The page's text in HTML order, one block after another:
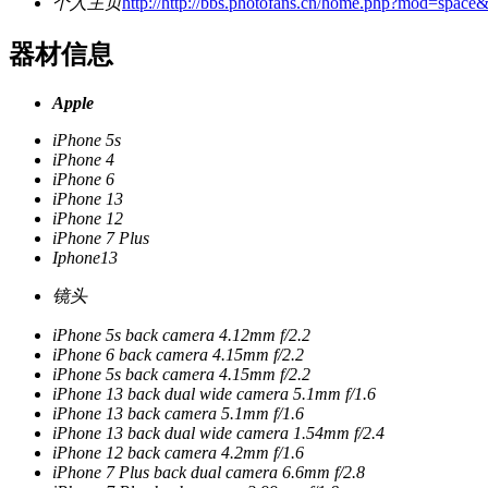
器材信息
Apple
iPhone 5s
iPhone 4
iPhone 6
iPhone 13
iPhone 12
iPhone 7 Plus
Iphone13
镜头
iPhone 5s back camera 4.12mm f/2.2
iPhone 6 back camera 4.15mm f/2.2
iPhone 5s back camera 4.15mm f/2.2
iPhone 13 back dual wide camera 5.1mm f/1.6
iPhone 13 back camera 5.1mm f/1.6
iPhone 13 back dual wide camera 1.54mm f/2.4
iPhone 12 back camera 4.2mm f/1.6
iPhone 7 Plus back dual camera 6.6mm f/2.8